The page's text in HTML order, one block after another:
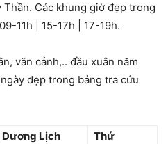
Các khung giờ đẹp trong
11h | 15-17h | 17-19h.
vãn cảnh,.. đầu xuân năm
đẹp trong bảng tra cứu
Dương Lịch
Thứ